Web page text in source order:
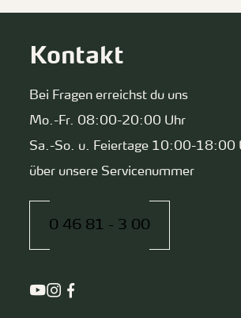
Kontakt
Bei Fragen erreichst du uns
Mo.-Fr. 08:00-20:00 Uhr
Sa.-So. u. Feiertage 10:00-18:00
über unsere Servicenummer
0 46 81 - 3 00